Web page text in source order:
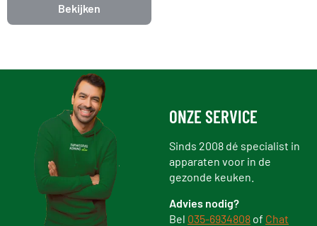
Bekijken
ONZE SERVICE
Sinds 2008 dé specialist in
apparaten voor in de
gezonde keuken.
Advies nodig?
Bel 035-6934808 of Chat